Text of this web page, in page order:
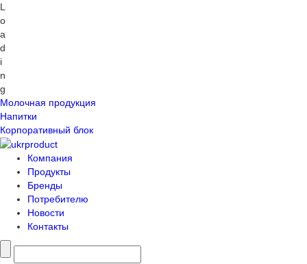
L
o
a
d
i
n
g
Молочная продукция
Напитки
Корпоративный блок
Компания
Продукты
Бренды
Потребителю
Новости
Контакты